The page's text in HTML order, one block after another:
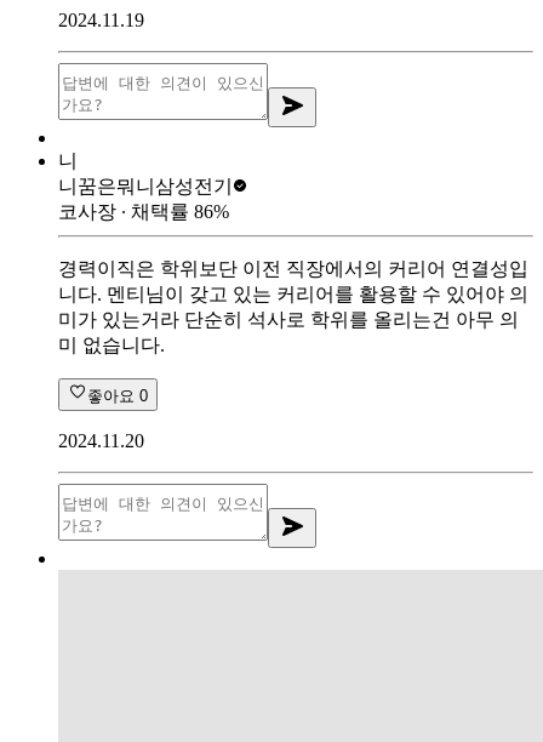
2024.11.19
니
니꿈은뭐니 삼성전기
코사장 ∙ 채택률 86%
경력이직은 학위보단 이전 직장에서의 커리어 연결성입
니다. 멘티님이 갖고 있는 커리어를 활용할 수 있어야 의
미가 있는거라 단순히 석사로 학위를 올리는건 아무 의
미 없습니다.
좋아요 0
2024.11.20